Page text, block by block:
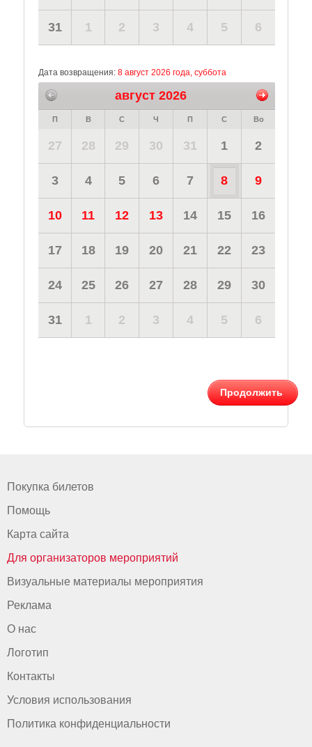
31 1 2 3 4 5 6
Дата возвращения: 8 август 2026 года, суббота
август 2026
П В С Ч П С Во
27 28 29 30 31 1 2
3 4 5 6 7 8 9
10 11 12 13 14 15 16
17 18 19 20 21 22 23
24 25 26 27 28 29 30
31 1 2 3 4 5 6
Продолжить
Покупка билетов
Помощь
Карта сайта
Для организаторов мероприятий
Визуальные материалы мероприятия
Реклама
О нас
Логотип
Контакты
Условия использования
Политика конфиденциальности